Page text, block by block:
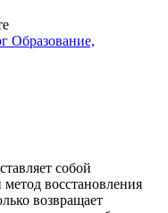
Образование,
собой
восстановления
возвращает